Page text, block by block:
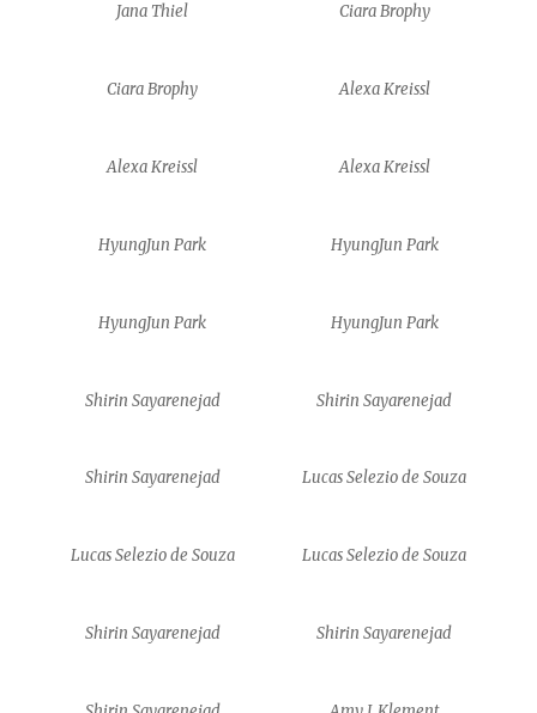
Jana Thiel Ciara Brophy
Ciara Brophy Alexa Kreissl
Alexa Kreissl Alexa Kreissl
HyungJun Park HyungJun Park
HyungJun Park HyungJun Park
Shirin Sayarenejad Shirin Sayarenejad
Shirin Sayarenejad Lucas Selezio de Souza
Lucas Selezio de Souza Lucas Selezio de Souza
Shirin Sayarenejad Shirin Sayarenejad